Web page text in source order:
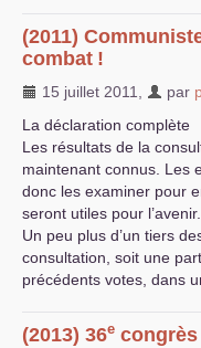
(2011)
combat !
15 juillet 2011 par
La déclaration complète
Les résultats de la
maintenant connus. Les
donc les examiner pour
seront utiles pour l’avenir.
Un peu plus d’un tiers
consultation, soit une
précédents votes, dans
(2013) 36e congrès